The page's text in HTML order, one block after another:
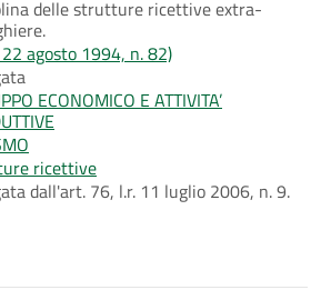
delle strutture ricettive extra-
22 agosto 1994, n. 82)
ECONOMICO E ATTIVITA’
ricettive
dall'art. 76, l.r. 11 luglio 2006, n. 9.